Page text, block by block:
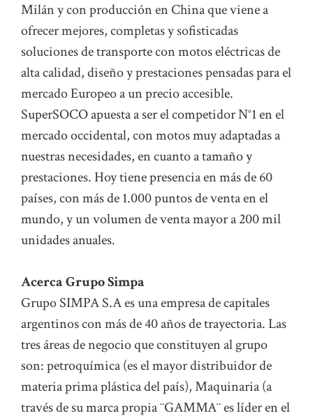
Milán y con producción en China que viene a
ofrecer mejores, completas y sofisticadas
soluciones de transporte con motos eléctricas de
alta calidad, diseño y prestaciones pensadas para el
mercado Europeo a un precio accesible.
SuperSOCO apuesta a ser el competidor N°1 en el
mercado occidental, con motos muy adaptadas a
nuestras necesidades, en cuanto a tamaño y
prestaciones. Hoy tiene presencia en más de 60
países, con más de 1.000 puntos de venta en el
mundo, y un volumen de venta mayor a 200 mil
unidades anuales.
Acerca Grupo Simpa
Grupo SIMPA S.A es una empresa de capitales
argentinos con más de 40 años de trayectoria. Las
tres áreas de negocio que constituyen al grupo
son: petroquímica (es el mayor distribuidor de
materia prima plástica del país), Maquinaria (a
través de su marca propia ¨GAMMA¨ es líder en el